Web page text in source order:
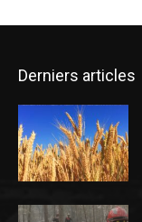
Derniers articles